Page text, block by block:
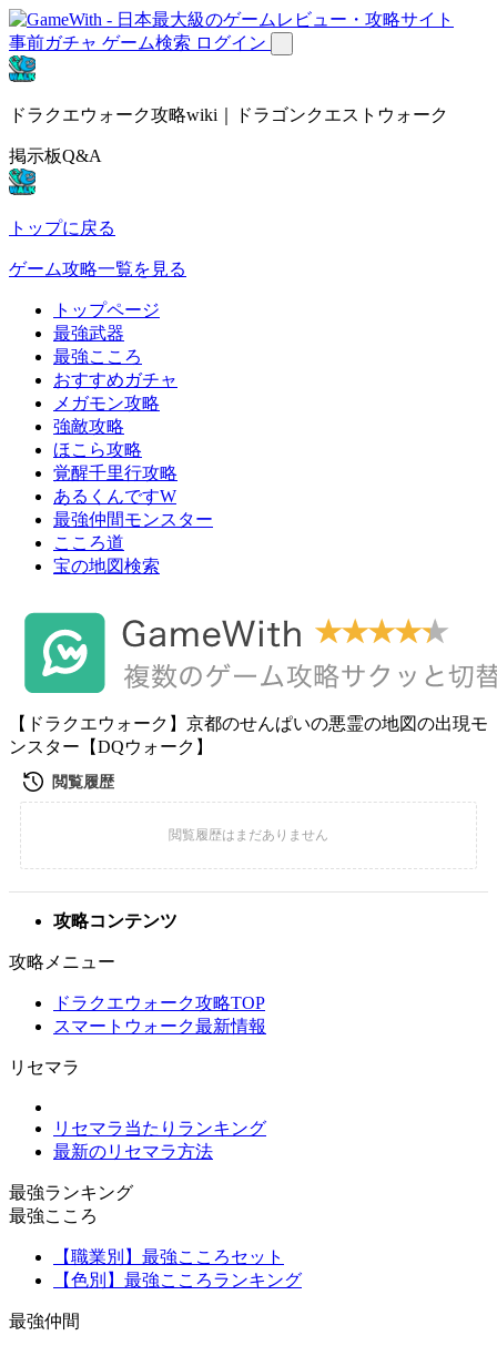
事前ガチャ ゲーム検索 ログイン
ドラクエウォーク攻略wiki｜ドラゴンクエストウォーク
掲示板Q&A
トップに戻る
ゲーム攻略一覧を見る
トップページ
最強武器
最強こころ
おすすめガチャ
メガモン攻略
強敵攻略
ほこら攻略
覚醒千里行攻略
あるくんですW
最強仲間モンスター
こころ道
宝の地図検索
【ドラクエウォーク】京都のせんぱいの悪霊の地図の出現モ
ンスター【DQウォーク】
攻略コンテンツ
攻略メニュー
ドラクエウォーク攻略TOP
スマートウォーク最新情報
リセマラ
リセマラ当たりランキング
最新のリセマラ方法
最強ランキング
最強こころ
【職業別】最強こころセット
【色別】最強こころランキング
最強仲間